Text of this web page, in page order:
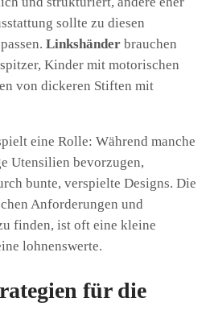
sollte zu diesen
Linkshänder brauchen
Kinder mit motorischen
von dickeren Stiften mit
eine Rolle: Während manche
Utensilien bevorzugen,
bunte, verspielte Designs. Die
Anforderungen und
finden, ist oft eine kleine
lohnenswerte.
für die